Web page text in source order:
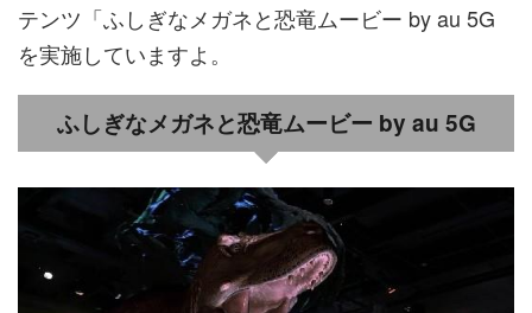
テンツ「ふしぎなメガネと恐竜ムービー by au 5G
を実施していますよ。
ふしぎなメガネと恐竜ムービー by au 5G